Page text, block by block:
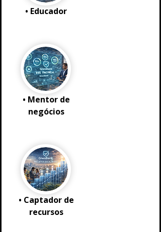
• Educador
• Mentor de
negócios
• Captador de
recursos